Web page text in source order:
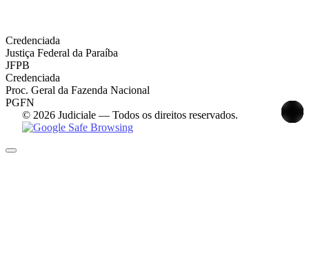
Credenciada
Justiça Federal da Paraíba
JFPB
Credenciada
Proc. Geral da Fazenda Nacional
PGFN
© 2026 Judiciale — Todos os direitos reservados.